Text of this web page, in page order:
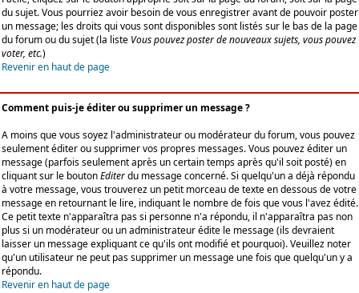
du sujet. Vous pourriez avoir besoin de vous enregistrer avant de pouvoir poster
un message; les droits qui vous sont disponibles sont listés sur le bas de la page
du forum ou du sujet (la liste Vous pouvez poster de nouveaux sujets, vous pouvez
voter, etc.)
Revenir en haut de page
Comment puis-je éditer ou supprimer un message ?
A moins que vous soyez l'administrateur ou modérateur du forum, vous pouvez
seulement éditer ou supprimer vos propres messages. Vous pouvez éditer un
message (parfois seulement après un certain temps après qu'il soit posté) en
cliquant sur le boutonEditerdu message concerné. Si quelqu'un a déjà répondu
à votre message, vous trouverez un petit morceau de texte en dessous de votre
message en retournant le lire, indiquant le nombre de fois que vous l'avez édité.
Ce petit texte n'apparaîtra pas si personne n'a répondu, il n'apparaîtra pas non
plus si un modérateur ou un administrateur édite le message (ils devraient
laisser un message expliquant ce qu'ils ont modifié et pourquoi). Veuillez noter
qu'un utilisateur ne peut pas supprimer un message une fois que quelqu'un y a
répondu.
Revenir en haut de page